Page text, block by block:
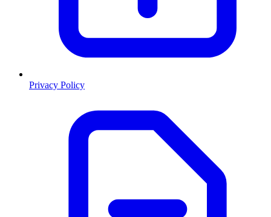
Privacy Policy